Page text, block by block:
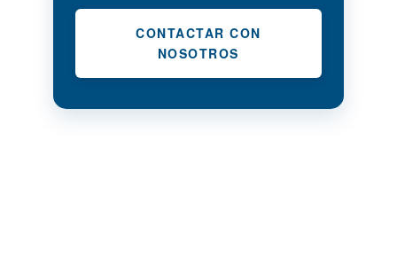
CONTACTAR CON
NOSOTROS